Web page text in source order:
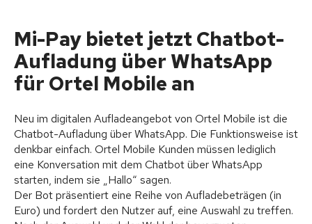
Mi-Pay bietet jetzt Chatbot-
Aufladung über WhatsApp
für Ortel Mobile an
Neu im digitalen Aufladeangebot von Ortel Mobile ist die
Chatbot-Aufladung über WhatsApp. Die Funktionsweise ist
denkbar einfach. Ortel Mobile Kunden müssen lediglich
eine Konversation mit dem Chatbot über WhatsApp
starten, indem sie „Hallo“ sagen.
Der Bot präsentiert eine Reihe von Aufladebeträgen (in
Euro) und fordert den Nutzer auf, eine Auswahl zu treffen.